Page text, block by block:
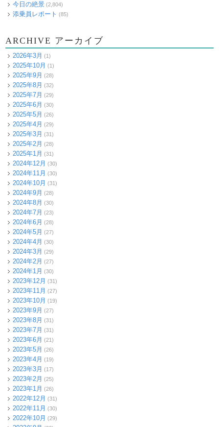
今日の絶景 (2,804)
添乗員レポート (85)
ARCHIVE アーカイブ
2026年3月 (1)
2025年10月 (1)
2025年9月 (28)
2025年8月 (32)
2025年7月 (29)
2025年6月 (30)
2025年5月 (26)
2025年4月 (29)
2025年3月 (31)
2025年2月 (28)
2025年1月 (31)
2024年12月 (30)
2024年11月 (30)
2024年10月 (31)
2024年9月 (28)
2024年8月 (30)
2024年7月 (23)
2024年6月 (28)
2024年5月 (27)
2024年4月 (30)
2024年3月 (29)
2024年2月 (27)
2024年1月 (30)
2023年12月 (31)
2023年11月 (27)
2023年10月 (19)
2023年9月 (27)
2023年8月 (31)
2023年7月 (31)
2023年6月 (21)
2023年5月 (26)
2023年4月 (19)
2023年3月 (17)
2023年2月 (25)
2023年1月 (26)
2022年12月 (31)
2022年11月 (30)
2022年10月 (29)